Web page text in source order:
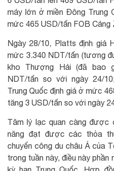
máy lớn ở miền Đông Trung
mức 465 USD/tấn FOB Cảng
Ngày 28/10, Platts định giá
mức 3.340 NDT/tấn (tương
kho Thượng Hải (đã bao
NDT/tấn so với ngày 24/
Trung Quốc định giá ở mức
tăng 3 USD/tấn so với ngày
Tâm lý lạc quan càng được
năng đạt được các thỏa
chuyến công du châu Á của
trong tuần này, điều này